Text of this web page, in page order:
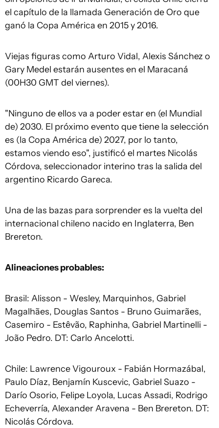
el capítulo de la llamada Generación de Oro que
ganó la Copa América en 2015 y 2016.
Viejas figuras como Arturo Vidal, Alexis Sánchez o
Gary Medel estarán ausentes en el Maracaná
(00H30 GMT del viernes).
"Ninguno de ellos va a poder estar en (el Mundial
de) 2030. El próximo evento que tiene la selección
es (la Copa América de) 2027, por lo tanto,
estamos viendo eso", justificó el martes Nicolás
Córdova, seleccionador interino tras la salida del
argentino Ricardo Gareca.
Una de las bazas para sorprender es la vuelta del
internacional chileno nacido en Inglaterra, Ben
Brereton.
Alineaciones probables:
Brasil: Alisson - Wesley, Marquinhos, Gabriel
Magalhães, Douglas Santos - Bruno Guimarães,
Casemiro - Estêvão, Raphinha, Gabriel Martinelli -
João Pedro. DT: Carlo Ancelotti.
Chile: Lawrence Vigouroux - Fabián Hormazábal,
Paulo Díaz, Benjamín Kuscevic, Gabriel Suazo -
Darío Osorio, Felipe Loyola, Lucas Assadi, Rodrigo
Echeverría, Alexander Aravena - Ben Brereton. DT:
Nicolás Córdova.